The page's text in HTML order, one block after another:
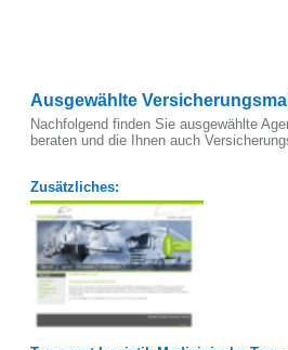
Ausgewählte
Nachfolgend finden Sie ausgewählte
beraten und die Ihnen auch
Zusätzliches: